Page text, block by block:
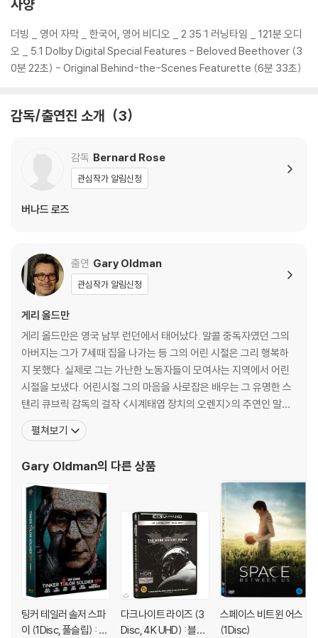
사양
더빙 _ 영어 자막 _ 한국어, 영어 비디오 _ 2.35:1 러닝타임 _ 121분 오디
오 _ 5.1 Dolby Digital Special Features - Beloved Beethover (3
0분 22초) - Original Behind-the-Scenes Featurette (6분 33초)
감독/출연진 소개 3
감독 Bernard Rose
관심작가 알림신청
버나드 로즈
출연 Gary Oldman
관심작가 알림신청
게리 올드만
게리 올드만은 영국 남부 런던에서 태어났다. 알콜 중독자였던 그의
아버지는 그가 7세때 집을 나가는 등 그의 어린 시절은 그리 행복하
지 못했다. 실제로 그는 가난한 노동자들이 모여사는 지역에서 어린
시절을 보냈다. 어린시절 그의 마음을 사로잡은 배우는 그 유명한 스
탠리 큐브릭 감독의 걸작 <시계태엽 장치의 오렌지>의 주연인 말콤
맥도웰이었다. 맥도웰의 폭력적이고 반항적인 배역들은 그에게 많은
영향을 미쳤다. 그가 지금 헐리우드 영화의 악역 전문 배우가 된 것도
영국의 Greenwich Young People
펼쳐보기
Gary Oldman의 다른 상품
팅커 테일러 솔저 스파
이 (1Disc, 풀슬립) : 블
다크나이트 라이즈 (3
Disc, 4K UHD) : 블루
스페이스 비트윈 어스
(1Disc)